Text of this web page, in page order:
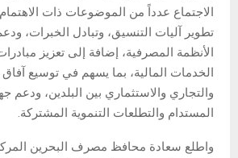
الاجتماع عدداً من الموضوعات ذات
تطوير آليات التنسيق، وتبادل الخبرات،
الأنظمة المصرفية، إضافة إلى تعزيز
الخدمات المالية، بما يسهم في توسيع آفاق
والتجاري والاستثماري بين البلدين، ودعم
المستدام والتطلعات التنموية المشتركة.
واطلع سعادة محافظ مصرف البحرين